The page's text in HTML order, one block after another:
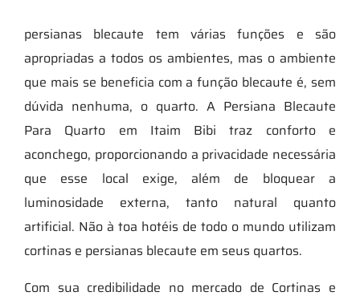
persianas blecaute tem várias funções e são
apropriadas a todos os ambientes, mas o ambiente
que mais se beneficia com a função blecaute é, sem
dúvida nenhuma, o quarto. A Persiana Blecaute
Para Quarto em Itaim Bibi traz conforto e
aconchego, proporcionando a privacidade necessária
que esse local exige, além de bloquear a
luminosidade externa, tanto natural quanto
artificial. Não à toa hotéis de todo o mundo utilizam
cortinas e persianas blecaute em seus quartos.
Com sua credibilidade no mercado de Cortinas e